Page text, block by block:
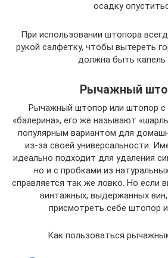
осадку
При использовании штопора
рукой салфетку, чтобы вытереть
должна быть капель
Рычажный
Рычажный штопор или штопор с
«балерина», его же называют
популярным вариантом для
из-за своей универсальности.
идеально подходит для удаления
но и с пробками из
справляется так же ловко. Но если
винтажных, выдержанных
присмотреть себе штопор
Как пользоваться